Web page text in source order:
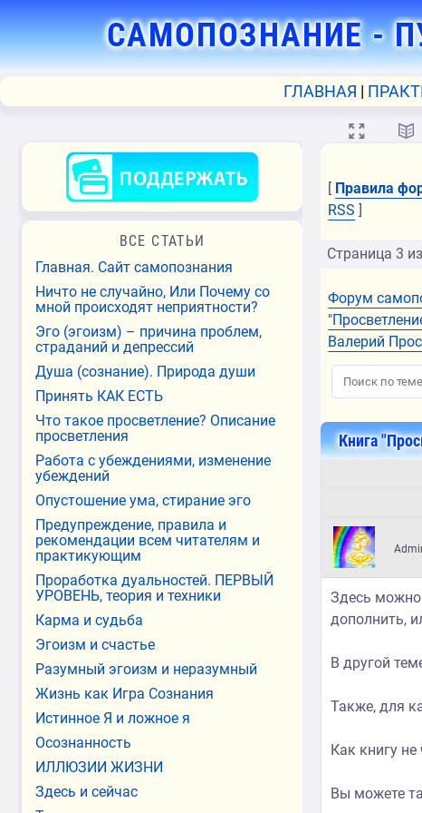
САМОПОЗНАНИЕ-
ГЛАВНАЯ
💻 📖
[ Правила
RSS ]
Страница 3 из
Форум
Валерий
Книга
Здесь можно
дополнить,
В другой
Также, для
Как книгу
Вы можете
ВСЕ СТАТЬИ
Главная. Сайт самопознания
Ничто не случайно, Или Почему со
мной происходят неприятности?
Эго (эгоизм) – причина проблем,
страданий и депрессий
Душа (сознание). Природа души
Принять КАК ЕСТЬ
Что такое просветление? Описание
просветления
Работа с убеждениями, изменение
убеждений
Опустошение ума, стирание эго
Предупреждение, правила и
рекомендации всем читателям и
практикующим
Проработка дуальностей. ПЕРВЫЙ
УРОВЕНЬ, теория и техники
Карма и судьба
Эгоизм и счастье
Разумный эгоизм и неразумный
Жизнь как Игра Сознания
Истинное Я и ложное я
Осознанность
ИЛЛЮЗИИ ЖИЗНИ
Здесь и сейчас